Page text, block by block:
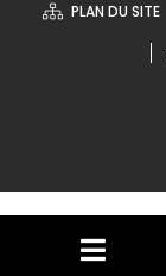
PLAN DU SITE